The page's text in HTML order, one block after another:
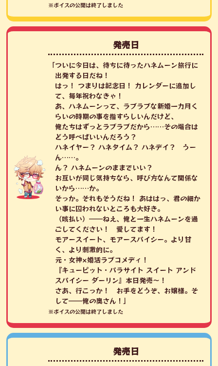
※ボイスの公開は終了しました
発売日
「ついに今日は、待ちに待ったハネムーン旅行に
出発する日だね！
はっ！ つまりは記念日！ カレンダーに追加し
て、毎年祝わなきゃ！
あ、ハネムーンって、ラブラブな新婚一カ月く
らいの時期の事を指すらしいんだけど、
俺たちはずっとラブラブだから……その場合は
どう呼べばいいんだろう？
ハネイヤー？ ハネタイム？ ハネデイ？ うー
ん……。
ん？ ハネムーンのままでいい？
お互いが同じ気持ちなら、呼び方なんて関係な
いから……か。
そっか。それもそうだね！ あははっ、君の細か
い事に囚われないところも大好き。
（咳払い）――ねえ、俺と一生ハネムーンを過
ごしてください！ 愛してます！
モアースイート、モアースパイシー。より甘
く、より刺激的に。
元・女神×婚活ラブコメディ！
『キューピット・パラサイト スイート アンド
スパイシー ダーリン』本日発売～！
さあ、行こっか！ お手をどうぞ、お嬢様。そ
して――俺の奥さん！」
※ボイスの公開は終了しました
発売日